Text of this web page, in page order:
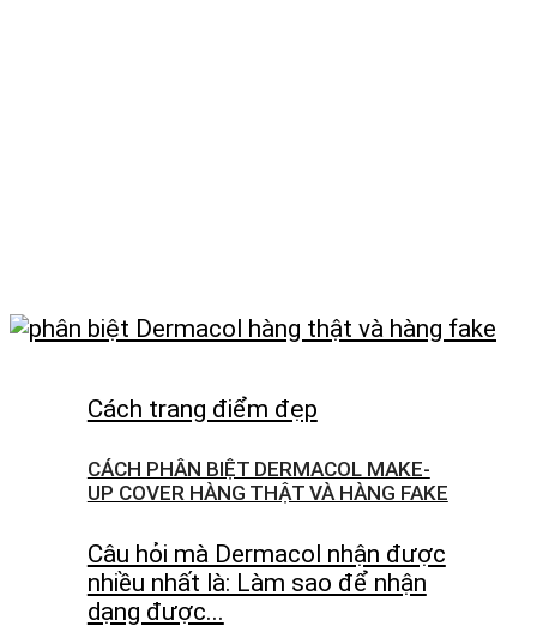
Cách trang điểm đẹp
CÁCH PHÂN BIỆT DERMACOL MAKE-
UP COVER HÀNG THẬT VÀ HÀNG FAKE
Câu hỏi mà Dermacol nhận được
nhiều nhất là: Làm sao để nhận
dạng được...